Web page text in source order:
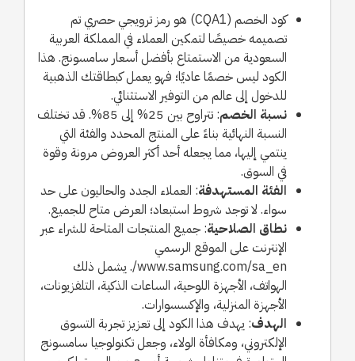
كود الخصم (CQA1) هو رمز ترويجي حصري تم
تصميمه خصيصًا لتمكين العملاء في المملكة العربية
السعودية من الاستمتاع بأفضل أسعار سامسونج. هذا
الكود ليس خصمًا عاديًا؛ فهو يعمل كبطاقتك الذهبية
للدخول إلى عالم من التوفير الاستثنائي.
نسبة الخصم
: تتراوح بين 25% إلى 85%. قد تختلف
النسبة النهائية بناءً على المنتج المحدد والفئة التي
ينتمي إليها، مما يجعله أحد أكثر العروض مرونة وقوة
في السوق.
الفئة المستهدفة: العملاء الجدد والحاليون على حد
سواء. لا توجد شروط استبعاد؛ العرض متاح للجميع.
نطاق الصلاحية: جميع المنتجات المتاحة للشراء عبر
الإنترنت على الموقع الرسمي
www.samsung.com/sa_en/. يشمل ذلك
الهواتف، الأجهزة اللوحية، الساعات الذكية، التلفزيونات،
الأجهزة المنزلية، والإكسسوارات.
الهدف: يهدف هذا الكود إلى تعزيز تجربة التسوق
الإلكتروني، ومكافأة الولاء، وجعل تكنولوجيا سامسونج